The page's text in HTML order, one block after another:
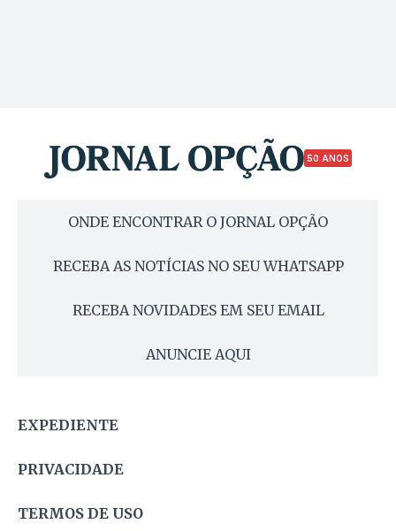
50 ANOS
ONDE ENCONTRAR O JORNAL OPÇÃO
RECEBA AS NOTÍCIAS NO SEU WHATSAPP
RECEBA NOVIDADES EM SEU EMAIL
ANUNCIE AQUI
EXPEDIENTE
PRIVACIDADE
TERMOS DE USO